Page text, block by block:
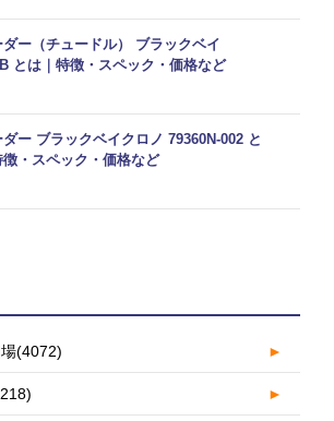
ダー（チュードル） ブラックベイ
とは｜特徴・スペック・価格など
ー ブラックベイクロノ 79360N-002 と
徴・スペック・価格など
(4072) ►
►